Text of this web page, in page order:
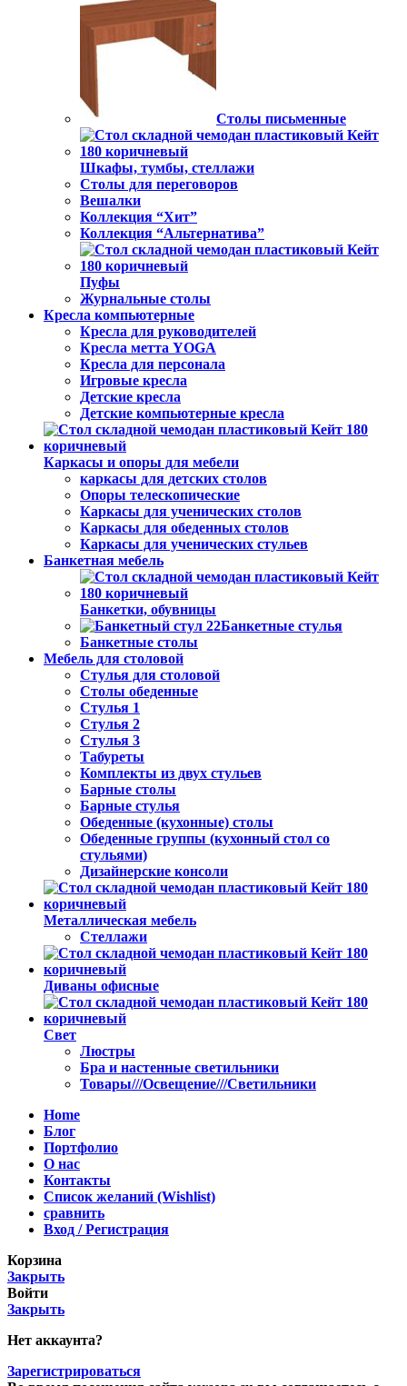
Столы письменные
Шкафы, тумбы, стеллажи
Столы для переговоров
Вешалки
Коллекция “Хит”
Коллекция “Альтернатива”
Пуфы
Журнальные столы
Кресла компьютерные
Кресла для руководителей
Кресла метта YOGA
Кресла для персонала
Игровые кресла
Детские кресла
Детские компьютерные кресла
Каркасы и опоры для мебели
каркасы для детских столов
Опоры телескопические
Каркасы для ученических столов
Каркасы для обеденных столов
Каркасы для ученических стульев
Банкетная мебель
Банкетки, обувницы
Банкетные стулья
Банкетные столы
Мебель для столовой
Стулья для столовой
Столы обеденные
Стулья 1
Стулья 2
Стулья 3
Табуреты
Комплекты из двух стульев
Барные столы
Барные стулья
Обеденные (кухонные) столы
Обеденные группы (кухонный стол со
стульями)
Дизайнерские консоли
Металлическая мебель
Стеллажи
Диваны офисные
Свет
Люстры
Бра и настенные светильники
Товары///Освещение///Светильники
Home
Блог
Портфолио
О нас
Контакты
Список желаний (Wishlist)
сравнить
Вход / Регистрация
Корзина
Закрыть
Войти
Закрыть
Нет аккаунта?
Зарегистрироваться